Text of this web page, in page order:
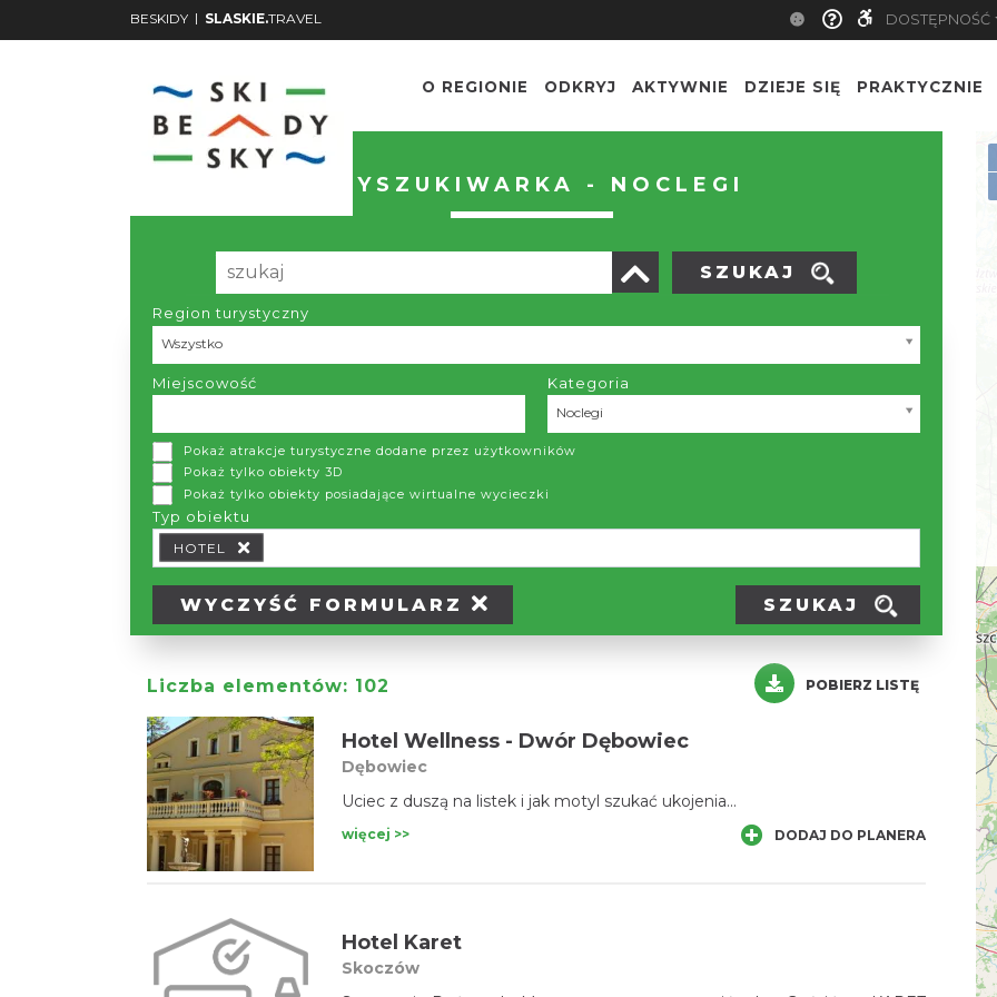
BESKIDY | SLASKIE.TRAVEL DOSTĘPNOŚĆ
O REGIONIE ODKRYJ AKTYWNIE DZIEJE SIĘ PRAKTYCZNIE
WYSZUKIWARKA - NOCLEGI
Region turystyczny
Wszystko
Region turystyczny
Miejscowość Kategoria
Noclegi
Kategoria
Pokaż atrakcje turystyczne dodane przez użytkowników
Pokaż tylko obiekty 3D
Pokaż tylko obiekty posiadające wirtualne wycieczki
Typ obiektu
HOTEL
Typ obiektu Typ wypożyczalni
WYCZYŚĆ FORMULARZ SZUKAJ
SZUKAJ
Liczba elementów: 102 POBIERZ LISTĘ
Hotel Wellness - Dwór Dębowiec
Dębowiec
Uciec z duszą na listek i jak motyl szukać ukojenia...
więcej >> DODAJ DO PLANERA
Hotel Karet
Skoczów